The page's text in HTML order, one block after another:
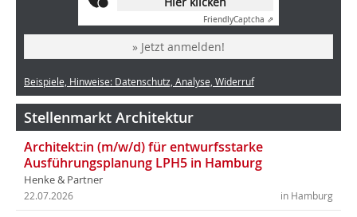
FriendlyCaptcha ⇗
» Jetzt anmelden!
Beispiele, Hinweise: Datenschutz, Analyse, Widerruf
Stellenmarkt Architektur
Architekt:in (m/w/d) für entwurfsstarke
Ausführungsplanung LPH5 in Hamburg
Henke & Partner
in Hamburg
22.07.2026